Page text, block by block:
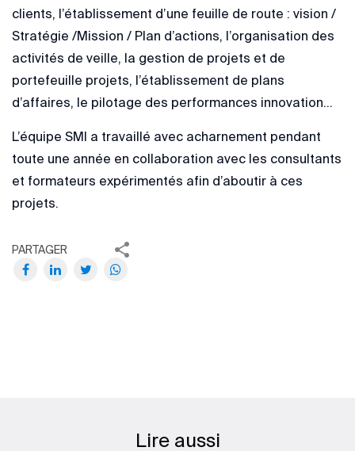
clients, l’établissement d’une feuille de route : vision /
Stratégie /Mission / Plan d’actions, l’organisation des
activités de veille, la gestion de projets et de
portefeuille projets, l’établissement de plans
d’affaires, le pilotage des performances innovation...
L’équipe SMI a travaillé avec acharnement pendant
toute une année en collaboration avec les consultants
et formateurs expérimentés afin d’aboutir à ces
projets.
PARTAGER
Lire aussi